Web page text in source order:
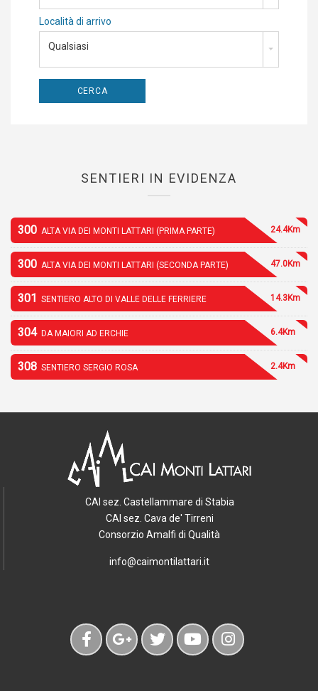
Località di arrivo
Qualsiasi
SENTIERI IN EVIDENZA
300 ALTA VIA DEI MONTI LATTARI (PRIMA PARTE) 24.4Km
300 ALTA VIA DEI MONTI LATTARI (SECONDA PARTE) 47.0Km
301 SENTIERO ALTO DI VALLE DELLE FERRIERE 14.3Km
304 DA MAIORI AD ERCHIE 6.4Km
308 SENTIERO SERGIO ROSA 2.4Km
CAI sez. Castellammare di Stabia
CAI sez. Cava de' Tirreni
Consorzio Amalfi di Qualità
info@caimontilattari.it